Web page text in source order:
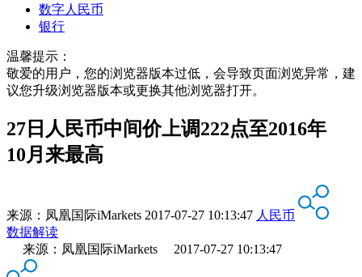
数字人民币
银行
温馨提示：
敬爱的用户，您的浏览器版本过低，会导致页面浏览异常，建
议您升级浏览器版本或更换其他浏览器打开。
27日人民币中间价上调222点至2016年
10月来最高
来源： 凤凰国际iMarkets 2017-07-27 10:13:47 人民币
数据解读
来源：凤凰国际iMarkets 2017-07-27 10:13:47